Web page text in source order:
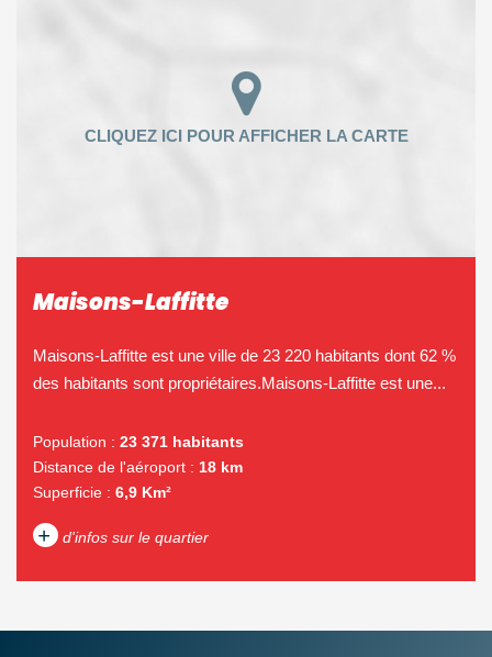
Maisons-Laffitte
Maisons-Laffitte est une ville de 23 220 habitants dont 62 %
des habitants sont propriétaires.Maisons-Laffitte est une...
Population : 23 371 habitants
Distance de l'aéroport : 18 km
Superficie : 6,9 Km²
+ d'infos sur le quartier